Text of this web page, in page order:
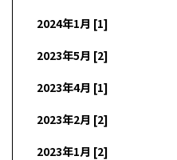
2024年1月 [1]
2023年5月 [2]
2023年4月 [1]
2023年2月 [2]
2023年1月 [2]